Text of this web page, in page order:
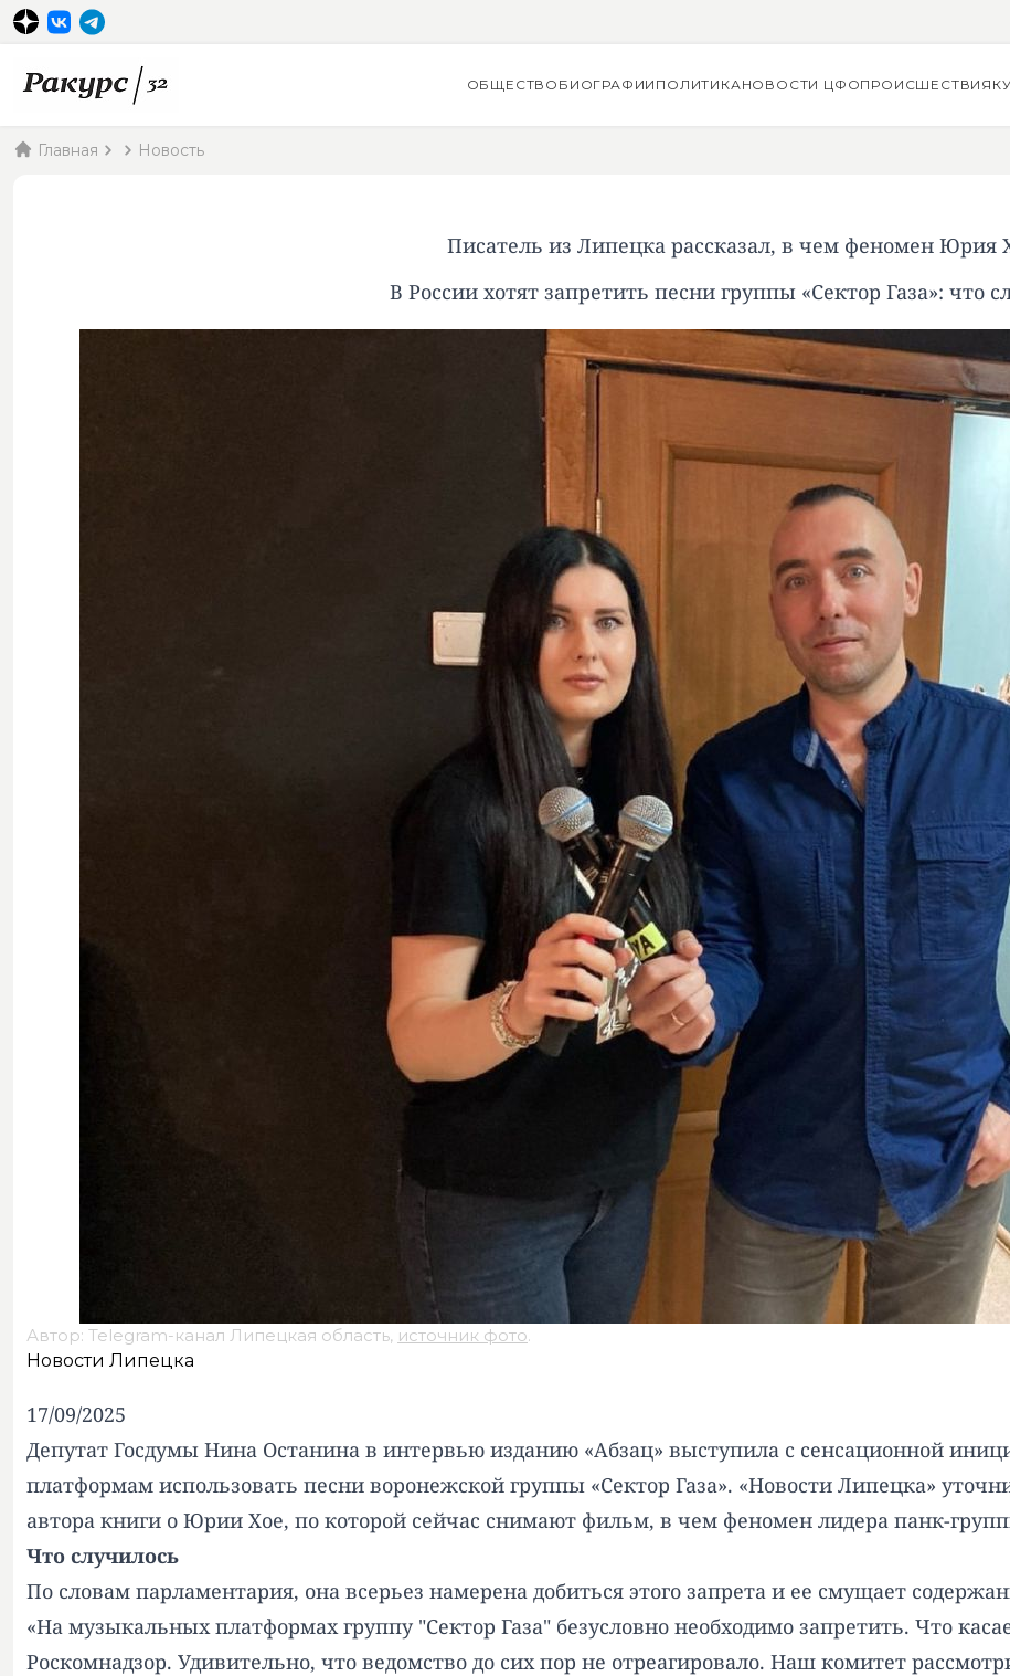
ОБЩЕСТВО БИОГРАФИИ ПОЛИТИКАНОВОСТИ ЦФОПРОИСШЕСТВИЯ
Главная Новость
Писатель из Липецка рассказал, в чем феномен Юрия
В России хотят запретить песни группы «Сектор Газа»: что
Автор: Telegram-канал Липецкая область, источник фото.
Новости Липецка
17/09/2025
Депутат Госдумы Нина Останина в интервью изданию «Абзац» выступила с сенсационной
платформам использовать песни воронежской группы «Сектор Газа». «Новости Липецка»
автора книги о Юрии Хое, по которой сейчас снимают фильм, в чем феномен лидера панк-
Что случилось
По словам парламентария, она всерьез намерена добиться этого запрета и ее смущает
«На музыкальных платформах группу "Сектор Газа" безусловно необходимо запретить. Что
Роскомнадзор. Удивительно, что ведомство до сих пор не отреагировало. Наш комитет